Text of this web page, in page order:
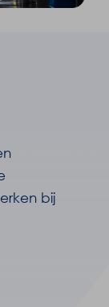
bij